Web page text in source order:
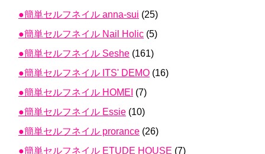
●簡単セルフネイル anna-sui (25)
●簡単セルフネイル Nail Holic (5)
●簡単セルフネイル Seshe (161)
●簡単セルフネイル ITS' DEMO (16)
●簡単セルフネイル HOMEI (7)
●簡単セルフネイル Essie (10)
●簡単セルフネイル prorance (26)
●簡単セルフネイル ETUDE HOUSE (7)